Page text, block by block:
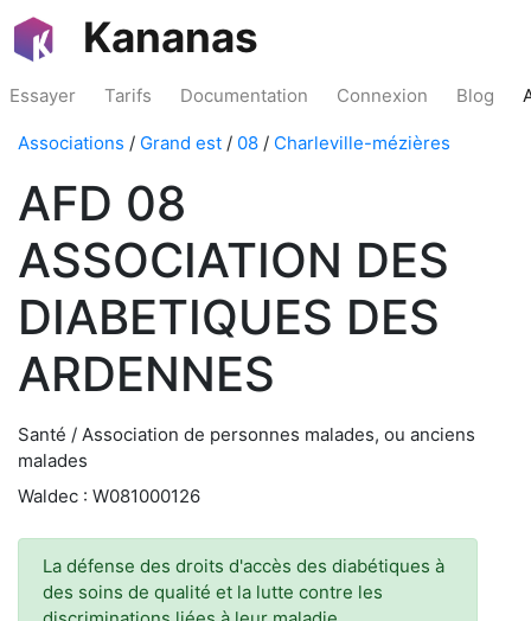
Kananas
Essayer Tarifs Documentation Connexion Blog
Associations / Grand est / 08 / Charleville-mézières
AFD 08
ASSOCIATION DES
DIABETIQUES DES
ARDENNES
Santé / Association de personnes malades, ou anciens
malades
Waldec : W081000126
La défense des droits d'accès des diabétiques à
des soins de qualité et la lutte contre les